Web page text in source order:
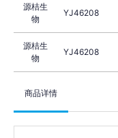
源桔生
物
YJ46208
源桔生
物
YJ46208
商品详情